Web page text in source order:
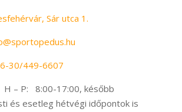
Sár utca 1.
30/449-6607
H – P: 8:00-17:00, később
és esetleg hétvégi időpontok is